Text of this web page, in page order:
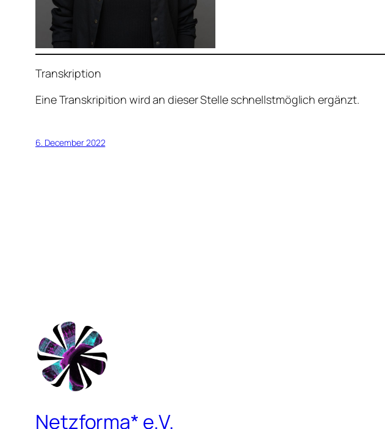
Transkription
Eine Transkripition wird an dieser Stelle schnellstmöglich ergänzt.
6. December 2022
Netzforma* e.V.